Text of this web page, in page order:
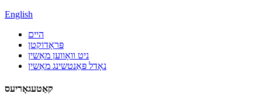
English
היים
פּראָדוקטן
ניט וואָווען מאַשין
נאָדל פּאַנטשינג מאַשין
קאַטעגאָריעס